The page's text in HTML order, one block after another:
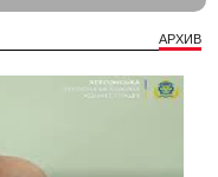
АРХИВ